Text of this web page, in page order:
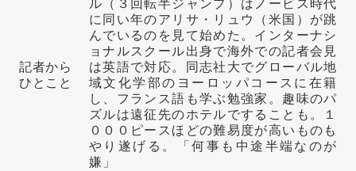
記者から
ひとこと
に同い年のアリサ・リュウ（米国）が跳
んでいるのを見て始めた。インターナシ
ョナルスクール出身で海外での記者会見
は英語で対応。同志社大でグローバル地
域文化学部のヨーロッパコースに在籍
し、フランス語も学ぶ勉強家。趣味のパ
ズルは遠征先のホテルですることも。１
０００ピースほどの難易度が高いものも
やり遂げる。「何事も中途半端なのが
嫌」